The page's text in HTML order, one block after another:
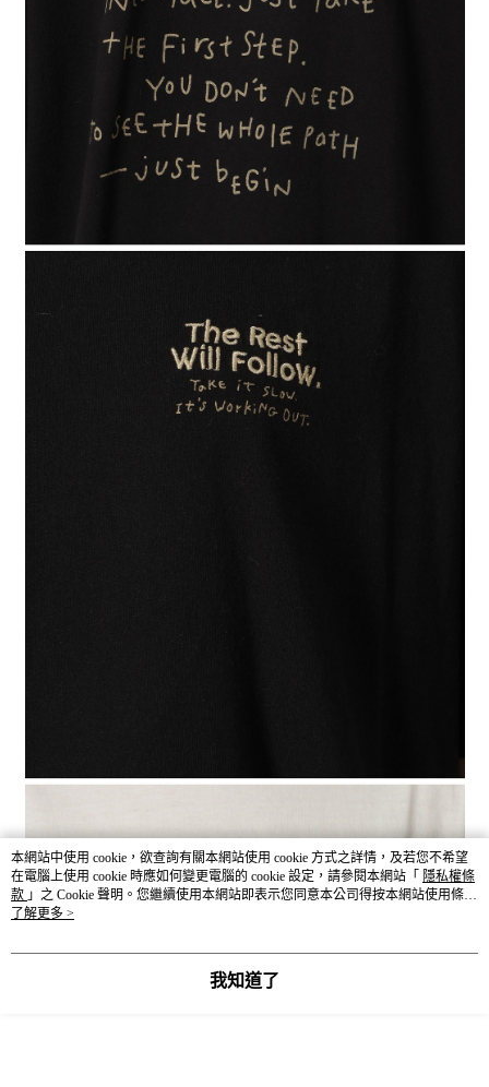
本網站中使用 cookie，欲查詢有關本網站使用 cookie 方式之詳情，及若您不希望
在電腦上使用 cookie 時應如何變更電腦的 cookie 設定，請參閱本網站「 隱私權條
款 」之 Cookie 聲明。您繼續使用本網站即表示您同意本公司得按本網站使用條款
之 Cookie 聲明使用 cookie。
了解更多 >
我知道了